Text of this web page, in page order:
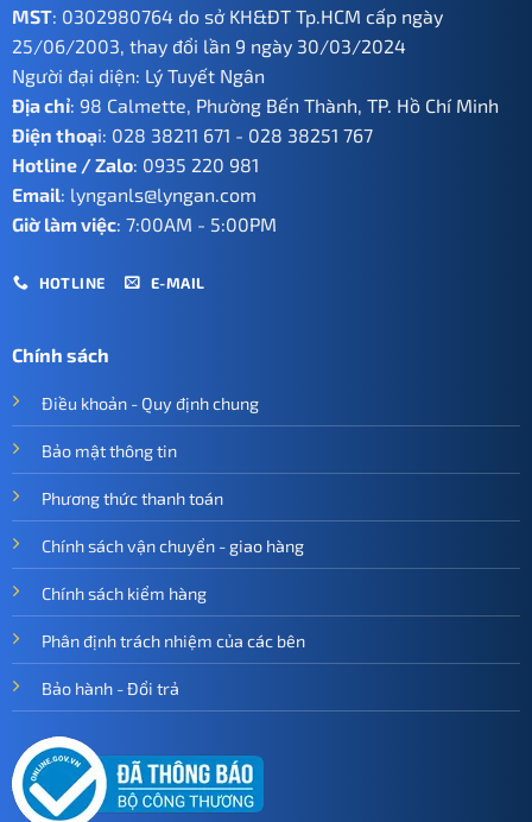
MST: 0302980764 do sở KH&ĐT Tp.HCM cấp ngày
25/06/2003, thay đổi lần 9 ngày 30/03/2024
Người đại diện: Lý Tuyết Ngân
Địa chỉ: 98 Calmette, Phường Bến Thành, TP. Hồ Chí Minh
Điện thoại: 028 38211 671 - 028 38251 767
Hotline / Zalo: 0935 220 981
Email: lynganls@lyngan.com
Giờ làm việc: 7:00AM - 5:00PM
HOTLINE E-MAIL
Chính sách
Điều khoản - Quy định chung
Bảo mật thông tin
Phương thức thanh toán
Chính sách vận chuyển - giao hàng
Chính sách kiểm hàng
Phân định trách nhiệm của các bên
Bảo hành - Đổi trả